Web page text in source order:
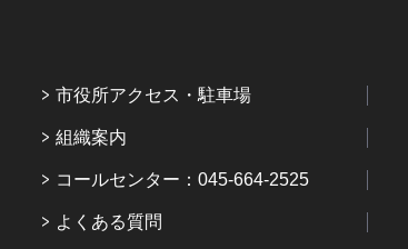
市役所アクセス・駐車場
組織案内
コールセンター：045-664-2525
よくある質問